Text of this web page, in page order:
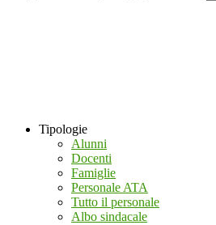
Tipologie
Alunni
Docenti
Famiglie
Personale ATA
Tutto il personale
Albo sindacale